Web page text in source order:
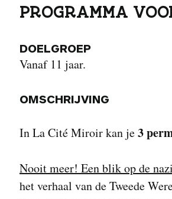
PROGRAMMA
DOELGROEP
Vanaf 11 jaar.
OMSCHRIJVING
In La Cité Miroir kan je3
Nooit meer! Een blik op de
het verhaal van de Tweede